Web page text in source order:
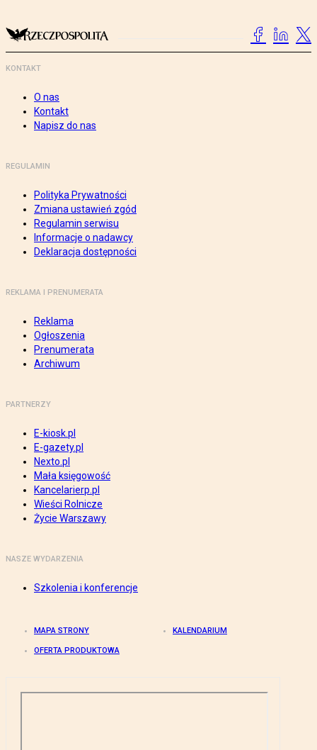
KONTAKT
O nas
Kontakt
Napisz do nas
REGULAMIN
Polityka Prywatności
Zmiana ustawień zgód
Regulamin serwisu
Informacje o nadawcy
Deklaracja dostępności
REKLAMA I PRENUMERATA
Reklama
Ogłoszenia
Prenumerata
Archiwum
PARTNERZY
E-kiosk.pl
E-gazety.pl
Nexto.pl
Mała księgowość
Kancelarierp.pl
Wieści Rolnicze
Życie Warszawy
NASZE WYDARZENIA
Szkolenia i konferencje
MAPA STRONY KALENDARIUM
OFERTA PRODUKTOWA